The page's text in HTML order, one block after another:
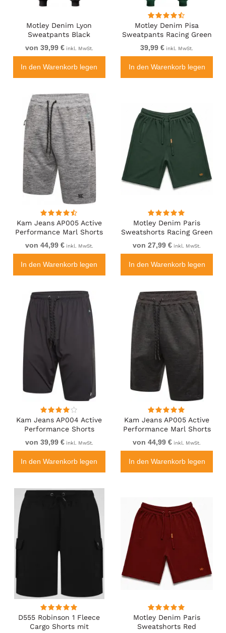
Motley Denim Lyon
Sweatpants Black
von 39,99 €inkl. MwSt.
In den Warenkorb legen
Motley Denim Pisa
Sweatpants Racing Green
39,99 € inkl. MwSt.
In den Warenkorb legen
Kam Jeans AP005 Active
Performance Marl Shorts
Grey
von 44,99 €inkl. MwSt.
In den Warenkorb legen
Motley Denim Paris
Sweatshorts Racing Green
von 27,99 € inkl. MwSt.
In den Warenkorb legen
Kam Jeans AP004 Active
Performance Shorts
Charcoal
von 39,99 €inkl. MwSt.
In den Warenkorb legen
Kam Jeans AP005 Active
Performance Marl Shorts
Charcoal
von 44,99 € inkl. MwSt.
In den Warenkorb legen
D555 Robinson 1 Fleece
Cargo Shorts mit
Motley Denim Paris
Sweatshorts Red